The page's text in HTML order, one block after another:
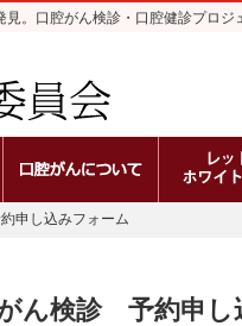
がん検診 予約申
。口腔がん検診・口腔健診プロジ
申し込みフォーム